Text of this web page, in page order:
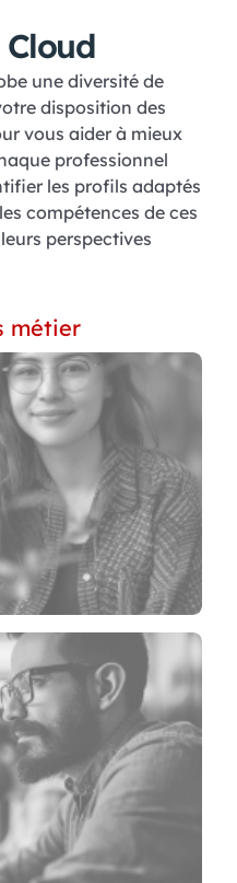
une diversité de
disposition des
vous aider à mieux
professionnel
les profils adaptés
compétences de ces
perspectives
métier